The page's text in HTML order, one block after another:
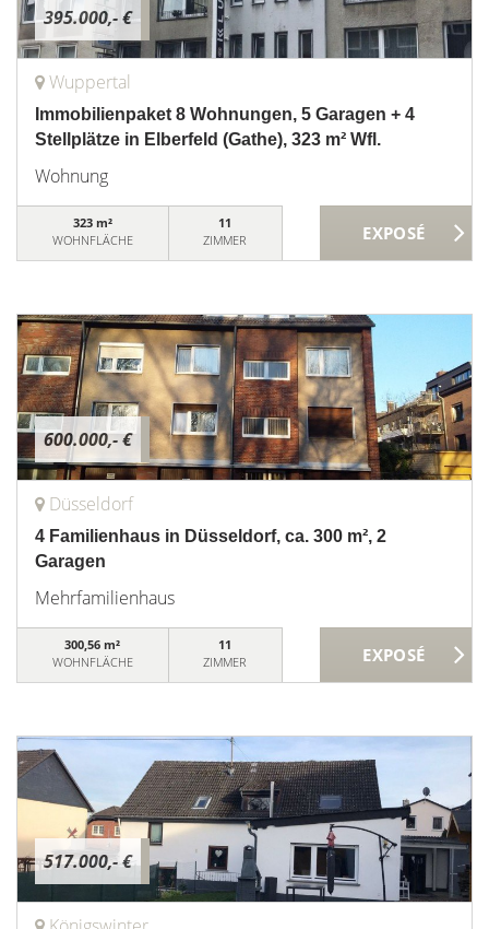
395.000,- €
Wuppertal
Immobilienpaket 8 Wohnungen, 5 Garagen + 4
Stellplätze in Elberfeld (Gathe), 323 m² Wfl.
Wohnung
323 m²
WOHNFLÄCHE
11
ZIMMER
600.000,- €
Düsseldorf
4 Familienhaus in Düsseldorf, ca. 300 m², 2
Garagen
Mehrfamilienhaus
300,56 m²
WOHNFLÄCHE
11
ZIMMER
517.000,- €